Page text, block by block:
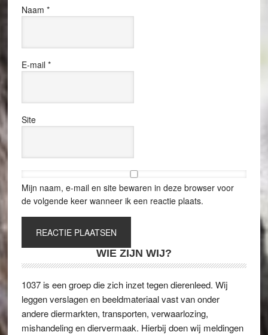
Naam *
E-mail *
Site
Mijn naam, e-mail en site bewaren in deze browser voor
de volgende keer wanneer ik een reactie plaats.
WIE ZIJN WIJ?
1037 is een groep die zich inzet tegen dierenleed. Wij
leggen verslagen en beeldmateriaal vast van onder
andere diermarkten, transporten, verwaarlozing,
mishandeling en diervermaak. Hierbij doen wij meldingen